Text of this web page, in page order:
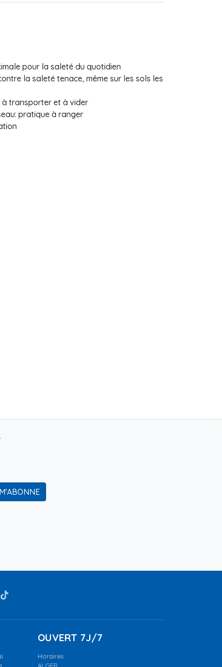
pour la saleté du quotidien
la saleté tenace, même sur les sols les
à transporter et à vider
pratique à ranger
OUVERT 7J/7
Horaires